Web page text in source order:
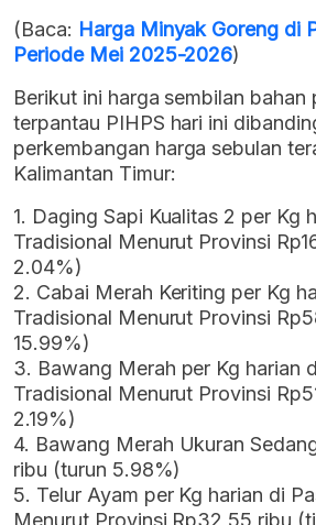
(Baca: Harga Minyak Goreng di
Periode Mei 2025-2026)
Berikut ini harga sembilan
terpantau PIHPS hari ini
perkembangan harga sebulan
Kalimantan Timur:
1. Daging Sapi Kualitas 2 per Kg
Tradisional Menurut Provinsi
2.04%)
2. Cabai Merah Keriting per Kg
Tradisional Menurut Provinsi
15.99%)
3. Bawang Merah per Kg harian
Tradisional Menurut Provinsi
2.19%)
4. Bawang Merah Ukuran
ribu (turun 5.98%)
5. Telur Ayam per Kg harian di
Menurut Provinsi Rp32,55 ribu